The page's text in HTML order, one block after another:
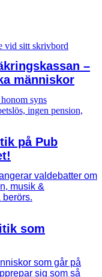
–
människor
på Pub
valdebatter om
musik &
berörs.
som
som går på
sig som så